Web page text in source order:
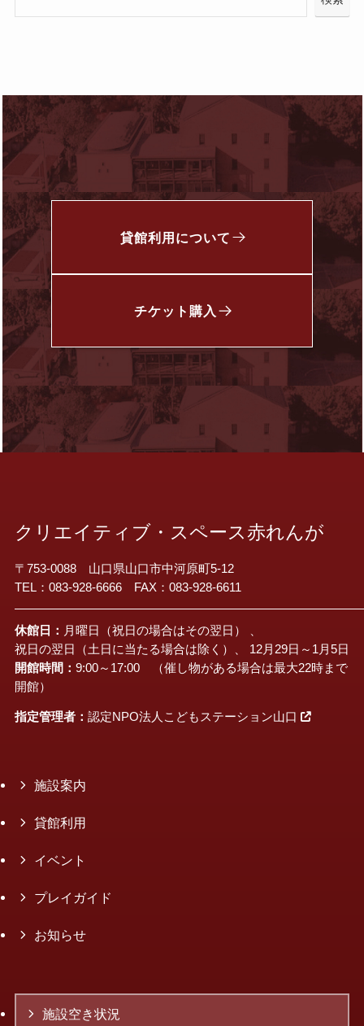
貸館利用について
チケット 購入
クリエイティブ・スペース赤れんが
〒753-0088 山口県山口市中河原町5-12
TEL：083-928-6666 FAX：083-928-6611
休館日： 月曜日（祝日の場合はその翌日） 、
祝日の翌日（土日に当たる場合は除く）、 12月29日～1月5日
開館時間： 9:00～17:00 （催し物がある場合は最大22時まで
開館）
指定管理者： 認定NPO法人こどもステーション山口
施設案内
貸館利用
イベント
プレイガイド
お知らせ
施設空き状況